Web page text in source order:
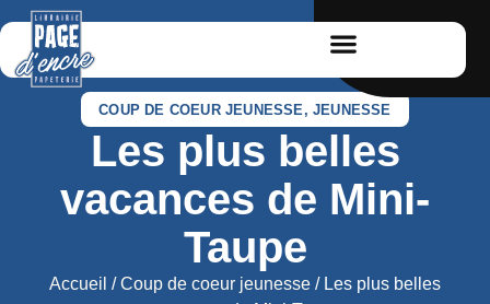
COUP DE COEUR JEUNESSE ,JEUNESSE
Les plus belles
vacances de Mini-
Taupe
Accueil /Coup de coeur jeunesse / Les plus belles